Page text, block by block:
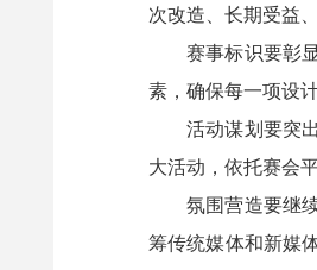
次改造、长期受益
赛事标识要彰显
素，确保每一项设
活动谋划要突出
大活动，依托赛会
氛围营造要继续
筹传统媒体和新媒